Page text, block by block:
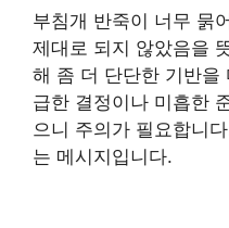
부침개 반죽이 너무 묽
제대로 되지 않았음을
해 좀 더 단단한 기반을
급한 결정이나 미흡한
으니 주의가 필요합니
는 메시지입니다.